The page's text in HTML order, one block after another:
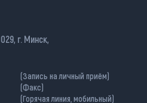
г. Минск,
(Запись на личный приём)
(Факс)
(Горячая линия, мобильный)